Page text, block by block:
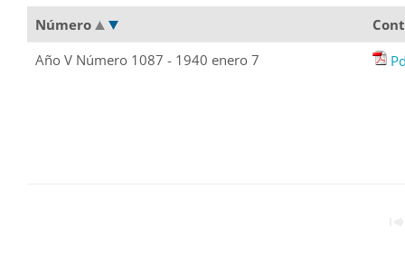
Número
Año V Número 1087 - 1940 enero 7